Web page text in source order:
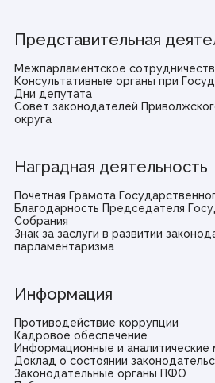
Представительная
Межпарламентское
Консультативные органы при
Дни депутата
Совет законодателей
округа
Наградная деятельность
Почетная Грамота
Благодарность Председателя
Собрания
Знак за заслуги в развитии
парламентаризма
Информация
Противодействие коррупции
Кадровое обеспечение
Информационные и аналитические
Доклад о состоянии
Законодательные органы ПФО